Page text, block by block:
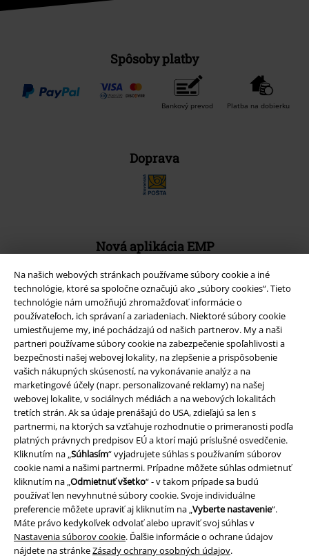
Na našich webových stránkach používame súbory cookie a iné
technológie, ktoré sa spoločne označujú ako „súbory cookies“. Tieto
technológie nám umožňujú zhromažďovať informácie o
používateľoch, ich správaní a zariadeniach. Niektoré súbory cookie
umiestňujeme my, iné pochádzajú od našich partnerov. My a naši
partneri používame súbory cookie na zabezpečenie spoľahlivosti a
bezpečnosti našej webovej lokality, na zlepšenie a prispôsobenie
vašich nákupných skúseností, na vykonávanie analýz a na
marketingové účely (napr. personalizované reklamy) na našej
webovej lokalite, v sociálnych médiách a na webových lokalitách
tretích strán. Ak sa údaje prenášajú do USA, zdieľajú sa len s
partnermi, na ktorých sa vzťahuje rozhodnutie o primeranosti podľa
platných právnych predpisov EÚ a ktorí majú príslušné osvedčenie.
Kliknutím na „Súhlasím“ vyjadrujete súhlas s používaním súborov
cookie nami a našimi partnermi. Prípadne môžete súhlas odmietnuť
kliknutím na „Odmietnuť všetko“ - v takom prípade sa budú
používať len nevyhnutné súbory cookie. Svoje individuálne
preferencie môžete upraviť aj kliknutím na „Vyberte nastavenie“.
Máte právo kedykoľvek odvolať alebo upraviť svoj súhlas v
Nastavenia súborov cookie. Ďalšie informácie o ochrane údajov
nájdete na stránkeZásady ochrany osobných údajov.
Spôsoby platby
Bankový prevod Platba na dobierku
Doprava
Nová aplikácia EMP
funkcie a výhody!
A Warner Music Group Company